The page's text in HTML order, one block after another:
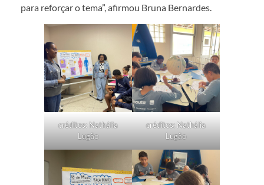
para reforçar o tema”, afirmou Bruna Bernardes.
créditos: Nathália
Lugão
créditos: Nathália
Lugão